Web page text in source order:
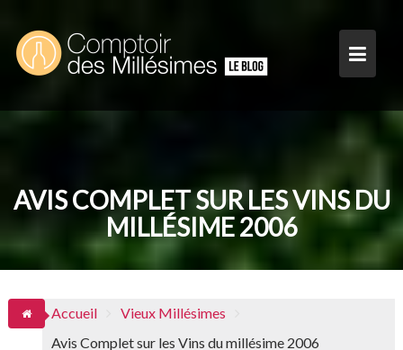
content
AVIS COMPLET SUR LES VINS DU
MILLÉSIME 2006
Accueil
Vieux Millésimes
Avis Complet sur les Vins du millésime 2006